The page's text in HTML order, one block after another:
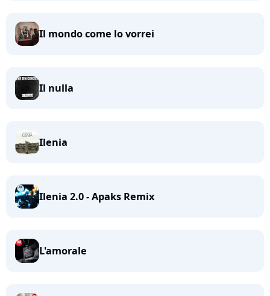
Il mondo come lo vorrei
Il nulla
Ilenia
Ilenia 2.0 - Apaks Remix
L'amorale